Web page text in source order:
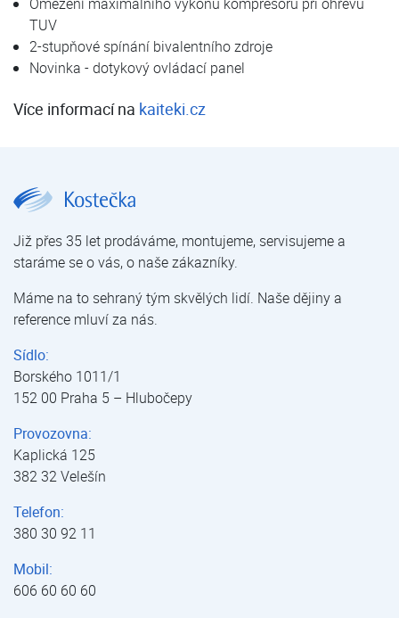
Omezení maximálního výkonu kompresoru při ohřevu
TUV
2-stupňové spínání bivalentního zdroje
Novinka - dotykový ovládací panel
Více informací na kaiteki.cz
Již přes 35 let prodáváme, montujeme, servisujeme a
staráme se o vás, o naše zákazníky.
Máme na to sehraný tým skvělých lidí. Naše dějiny a
reference mluví za nás.
Sídlo:
Borského 1011/1
152 00 Praha 5 – Hlubočepy
Provozovna:
Kaplická 125
382 32 Velešín
Telefon:
380 30 92 11
Mobil:
606 60 60 60